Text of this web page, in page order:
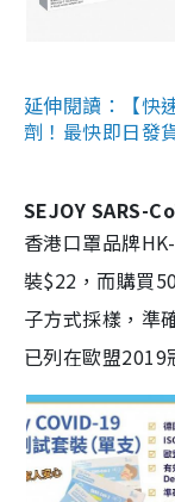
延伸閱讀：【快
劑！最快即日發
SEJOY SARS-
香港口罩品牌
裝$22，而購買
子方式採樣，準
已列在歐盟2019